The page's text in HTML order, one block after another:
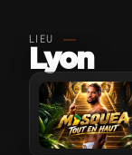
LIEU
Lyon